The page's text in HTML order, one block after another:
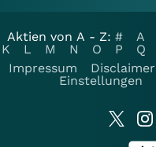
Aktien von A - Z: # A
K
L M N O P Q
Impressum
Disclaimer
Einstellungen